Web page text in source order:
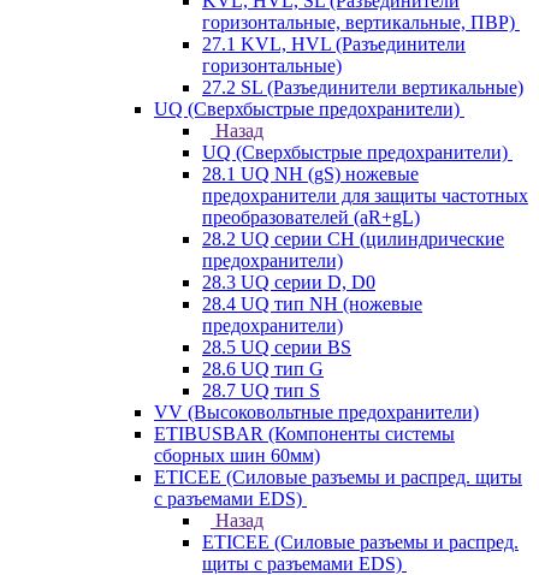
горизонтальные, вертикальные, ПВР)
27.1 KVL, HVL (Разъединители
горизонтальные)
27.2 SL (Разъединители вертикальные)
UQ (Сверхбыстрые предохранители)
Назад
UQ (Сверхбыстрые предохранители)
28.1 UQ NH (gS) ножевые
предохранители для защиты частотных
преобразователей (aR+gL)
28.2 UQ серии CH (цилиндрические
предохранители)
28.3 UQ серии D, D0
28.4 UQ тип NH (ножевые
предохранители)
28.5 UQ серии BS
28.6 UQ тип G
28.7 UQ тип S
VV (Высоковольтные предохранители)
ETIBUSBAR (Компоненты системы
сборных шин 60мм)
ETICEE (Силовые разъемы и распред. щиты
с разъемами EDS)
Назад
ETICEE (Силовые разъемы и распред.
щиты с разъемами EDS)